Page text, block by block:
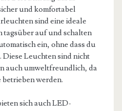
und komfortabel
sind eine ideale
tagsüber auf und schalten
ein, ohne dass du
Diese Leuchten sind nicht
auch umweltfreundlich, da
betrieben werden.
sich auch LED-